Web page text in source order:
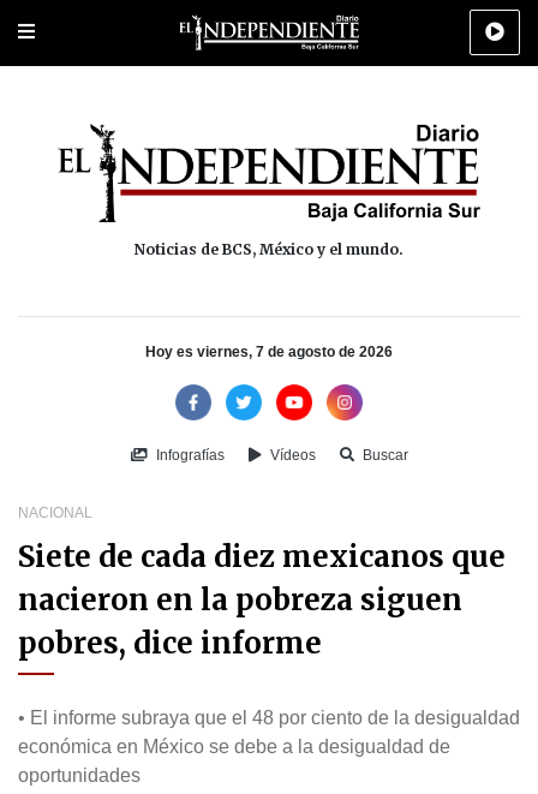
Portada Los Cabos Policiaca Deportes Cultura
Noticias de BCS, México y el mundo.
Hoy es viernes, 7 de agosto de 2026
Infografías Vídeos Buscar
NACIONAL
Siete de cada diez mexicanos que
nacieron en la pobreza siguen
pobres, dice informe
• El informe subraya que el 48 por ciento de la desigualdad
económica en México se debe a la desigualdad de
oportunidades